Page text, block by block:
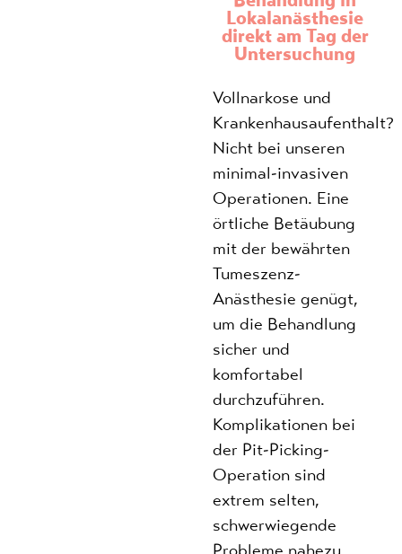
Lokalanästhesie
direkt am Tag der
Untersuchung
Vollnarkose und
Krankenhausaufenthalt?
Nicht bei unseren
minimal-invasiven
Operationen. Eine
örtliche Betäubung
mit der bewährten
Tumeszenz-
Anästhesie genügt,
um die Behandlung
sicher und
komfortabel
durchzuführen.
Komplikationen bei
der Pit-Picking-
Operation sind
extrem selten,
schwerwiegende